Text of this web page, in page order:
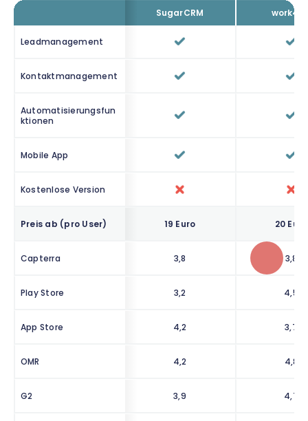
SugarCRM
Leadmanagement
Kontaktmanagement
Automatisierungsfun
ktionen
Mobile App
Kostenlose Version
Preis ab (pro User) 19 Euro 20 Euro
Capterra 3,8 3,8
Play Store 3,2 4,5
App Store 4,2 3,7
OMR 4,2 4,8
G2 3,9 4,7